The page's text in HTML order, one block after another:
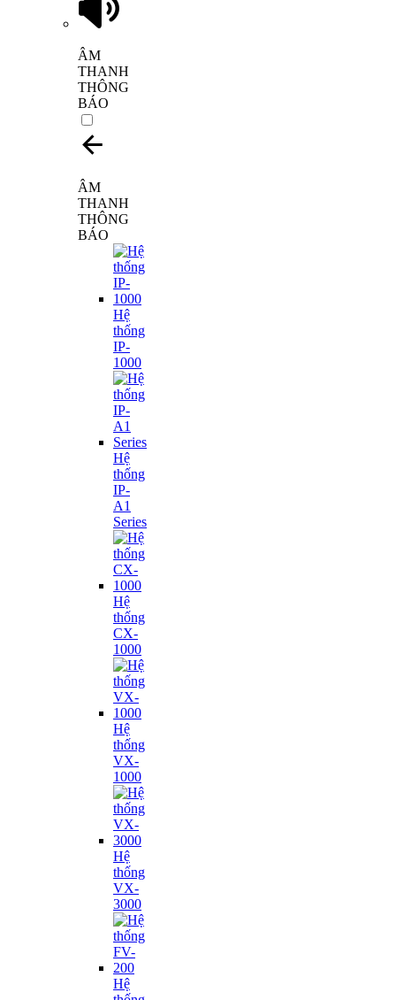
ÂM
THANH
THÔNG
BÁO
ÂM
THANH
THÔNG
BÁO
Hệ
thống
IP-
1000
Hệ
thống
IP-
A1
Series
Hệ
thống
CX-
1000
Hệ
thống
VX-
1000
Hệ
thống
VX-
3000
Hệ